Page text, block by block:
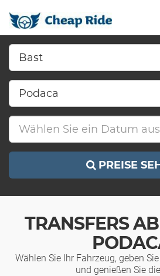
PREISE
TRANSFERS
Wählen Sie Ihr Fahrzeug, geben
und genießen Sie